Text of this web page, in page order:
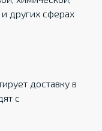
других сферах
доставку в
с